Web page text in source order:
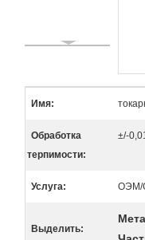
Имя:
Обработка
терпимости:
±/-
Услуга: ОЭМ/
Выделить: